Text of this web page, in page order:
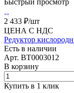
Быстрый просмотр
2 433 ₽/шт
ЦЕНА С НДС
Редуктор
Есть в наличии
Арт. BT0003012
В корзину
Купить в 1 клик